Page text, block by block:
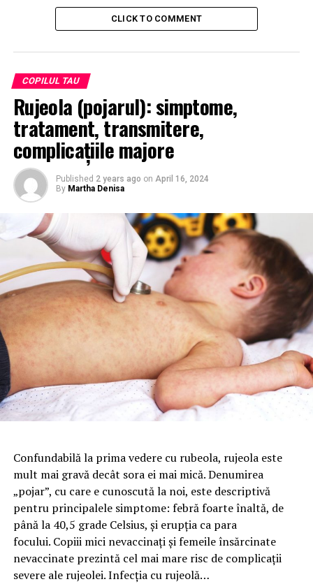
CLICK TO COMMENT
COPILUL TAU
Rujeola (pojarul): simptome,
tratament, transmitere,
complicațiile majore
Published 2 years ago on April 16, 2024
By Martha Denisa
Confundabilă la prima vedere cu rubeola, rujeola este
mult mai gravă decât sora ei mai mică. Denumirea
„pojar”, cu care e cunoscută la noi, este descriptivă
pentru principalele simptome: febră foarte înaltă, de
până la 40,5 grade Celsius, și erupția ca para
focului. Copiii mici nevaccinați și femeile însărcinate
nevaccinate prezintă cel mai mare risc de complicații
severe ale rujeolei. Infecția cu rujeolă…